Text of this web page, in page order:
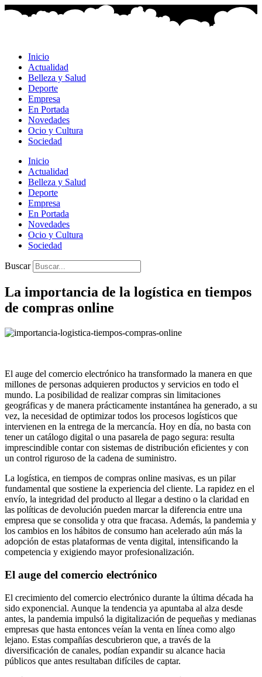
Ir
Inicio
Actualidad
Belleza y Salud
Deporte
Empresa
En Portada
Novedades
Ocio y Cultura
Sociedad
Inicio
Actualidad
Belleza y Salud
Deporte
Empresa
En Portada
Novedades
Ocio y Cultura
Sociedad
Buscar
La importancia de la logística en tiempos
de compras online
El auge del comercio electrónico ha transformado la manera en que
millones de personas adquieren productos y servicios en todo el
mundo. La posibilidad de realizar compras sin limitaciones
geográficas y de manera prácticamente instantánea ha generado, a su
vez, la necesidad de optimizar todos los procesos logísticos que
intervienen en la entrega de la mercancía. Hoy en día, no basta con
tener un catálogo digital o una pasarela de pago segura: resulta
imprescindible contar con sistemas de distribución eficientes y con
un control riguroso de la cadena de suministro.
La logística, en tiempos de compras online masivas, es un pilar
fundamental que sostiene la experiencia del cliente. La rapidez en el
envío, la integridad del producto al llegar a destino o la claridad en
las políticas de devolución pueden marcar la diferencia entre una
empresa que se consolida y otra que fracasa. Además, la pandemia y
los cambios en los hábitos de consumo han acelerado aún más la
adopción de estas plataformas de venta digital, intensificando la
competencia y exigiendo mayor profesionalización.
El auge del comercio electrónico
El crecimiento del comercio electrónico durante la última década ha
sido exponencial. Aunque la tendencia ya apuntaba al alza desde
antes, la pandemia impulsó la digitalización de pequeñas y medianas
empresas que hasta entonces veían la venta en línea como algo
lejano. Estas compañías descubrieron que, a través de la
diversificación de canales, podían expandir su alcance hacia
públicos que antes resultaban difíciles de captar.